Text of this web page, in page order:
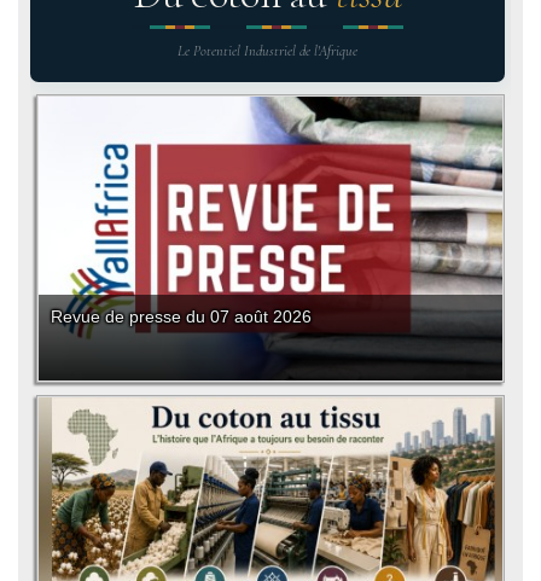
Le Potentiel Industriel de l'Afrique
Revue de presse du 07 août 2026